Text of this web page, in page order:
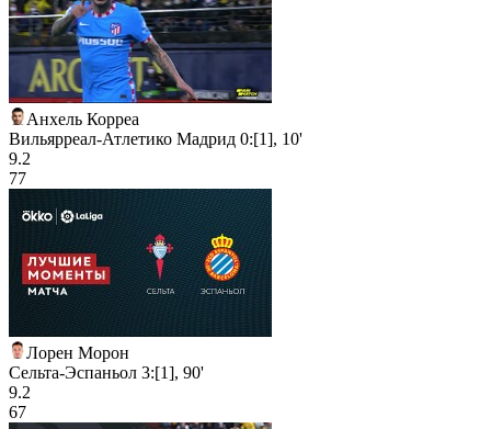
Анхель Корреа
Вильярреал-Атлетико Мадрид 0:[1], 10'
9.2
77
Лорен Морон
Сельта-Эспаньол 3:[1], 90'
9.2
67